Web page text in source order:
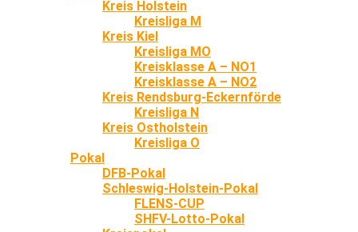
Kreis Holstein
Kreisliga M
Kreis Kiel
Kreisliga MO
Kreisklasse A – NO1
Kreisklasse A – NO2
Kreis Rendsburg-Eckernförde
Kreisliga N
Kreis Ostholstein
Kreisliga O
Pokal
DFB-Pokal
Schleswig-Holstein-Pokal
FLENS-CUP
SHFV-Lotto-Pokal